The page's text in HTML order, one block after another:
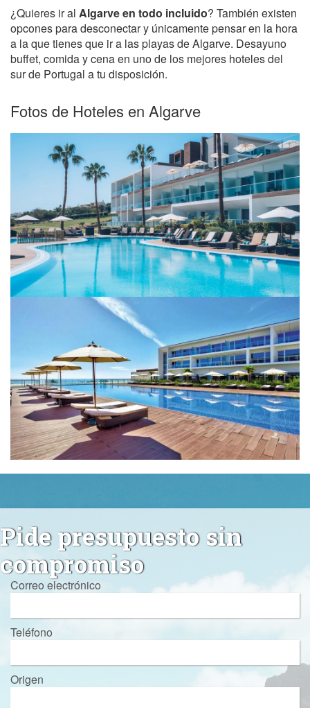
¿Quieres ir al Algarve en todo incluido? También existen
opcones para desconectar y únicamente pensar en la hora
a la que tienes que ir a las playas de Algarve. Desayuno
buffet, comida y cena en uno de los mejores hoteles del
sur de Portugal a tu disposición.
Fotos de Hoteles en Algarve
Pide presupuesto sin
compromiso
Correo electrónico
Teléfono
Origen